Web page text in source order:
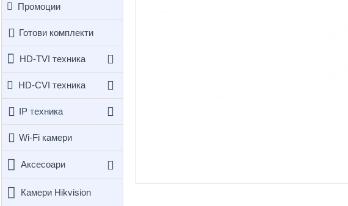
Промоции
Готови комплекти
HD-TVI техника
HD-CVI техника
IP техника
Wi-Fi камери
Аксесоари
Камери Hikvision